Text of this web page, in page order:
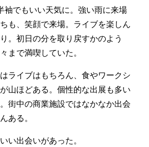
でもいい天気に。強い雨に来場
も、笑顔で来場。ライブを楽しん
。初日の分を取り戻すかのよう
まで満喫していた。
ライブはもちろん、食やワークシ
山ほどある。個性的な出展も多い
街中の商業施設ではなかなか出会
ある。
い出会いがあった。